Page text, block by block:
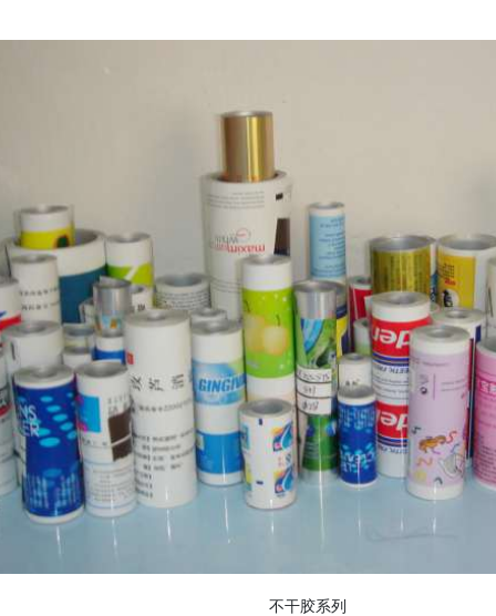
不干胶系列